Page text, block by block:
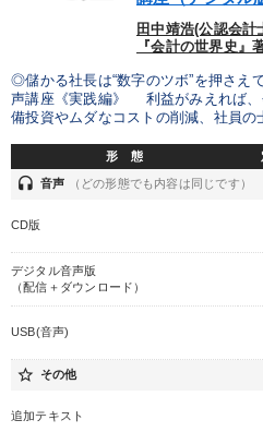
田中靖浩(公認会計
『会計の世界史』
◎儲かる社長は“数字のツボ”を押さ
声講座《実践編》 利益がみえれば、
備投資やムダなコストの削減、社員の
形 態
headset 音声 （どの形態でも内容は同じです）
CD版
デジタル音声版
（配信＋ダウンロード）
USB(音声)
star_border その他
追加テキスト